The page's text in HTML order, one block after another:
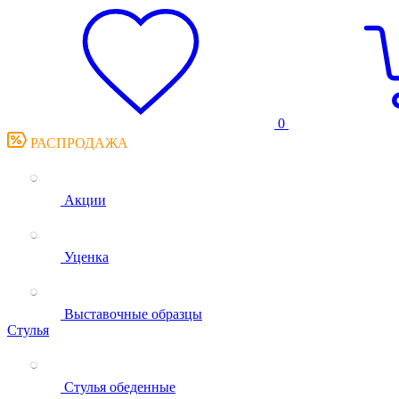
0
РАСПРОДАЖА
Акции
Уценка
Выставочные образцы
Стулья
Стулья обеденные